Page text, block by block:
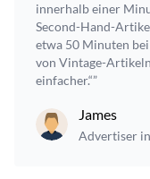
innerhalb einer
Second-Hand-
etwa 50 Minuten
von Vintage-
einfacher.“”
James
Advertiser